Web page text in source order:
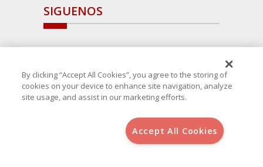
SIGUENOS
, S.L.U.(B-64405731) c/ San Norberto
By clicking “Accept All Cookies”, you agree to the storing of
cookies on your device to enhance site navigation, analyze
site usage, and assist in our marketing efforts.
Accept All Cookies